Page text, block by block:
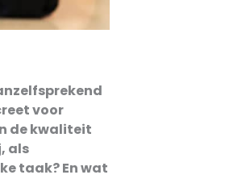
voor
de kwaliteit
als
taak? En wat